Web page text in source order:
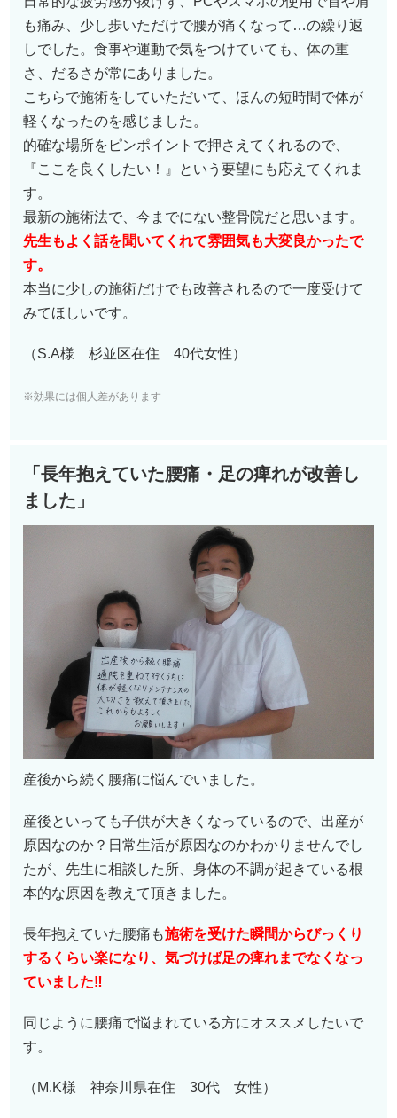
も痛み、少し歩いただけで腰が痛くなって…の繰り返
しでした。食事や運動で気をつけていても、体の重
さ、だるさが常にありました。
こちらで施術をしていただいて、ほんの短時間で体が
軽くなったのを感じました。
的確な場所をピンポイントで押さえてくれるので、
『ここを良くしたい！』という要望にも応えてくれま
す。
最新の施術法で、今までにない整骨院だと思います。
先生もよく話を聞いてくれて雰囲気も大変良かったで
す。
本当に少しの施術だけでも改善されるので一度受けて
みてほしいです。
（S.A様 杉並区在住 40代女性）
※効果には個人差があります
「長年抱えていた腰痛・足の痺れが改善し
ました」
産後から続く腰痛に悩んでいました。
産後といっても子供が大きくなっているので、出産が
原因なのか？日常生活が原因なのかわかりませんでし
たが、先生に相談した所、身体の不調が起きている根
本的な原因を教えて頂きました。
長年抱えていた腰痛も施術を受けた瞬間からびっくり
するくらい楽になり、気づけば足の痺れまでなくなっ
ていました‼︎
同じように腰痛で悩まれている方にオススメしたいで
す。
（M.K様 神奈川県在住 30代 女性）